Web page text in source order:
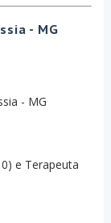
- MG
- MG
e Terapeuta